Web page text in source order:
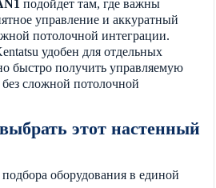
подойдет там, где важны
управление и аккуратный
потолочной интеграции.
удобен для отдельных
быстро получить управляемую
сложной потолочной
этот настенный
оборудования в единой